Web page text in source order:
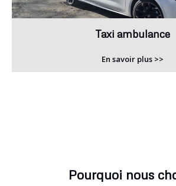
Taxi ambulance
En savoir plus >>
Pourquoi nous